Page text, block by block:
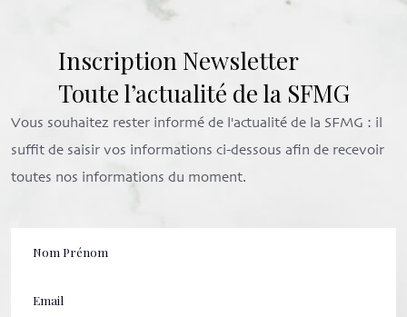
Inscription Newsletter
Toute l’actualité de la SFMG
Vous souhaitez rester informé de l'actualité de la SFMG : il
suffit de saisir vos informations ci-dessous afin de recevoir
toutes nos informations du moment.